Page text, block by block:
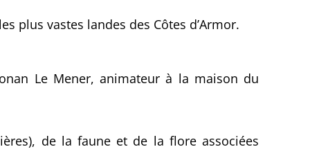
plus vastes landes des Côtes d’Armor.
Le Mener, animateur à la maison du
de la faune et de la flore associées